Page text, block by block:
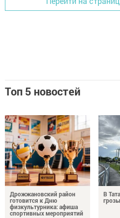
Топ 5 новостей
Дрожжановский район
готовится к Дню
физкультурника: афиша
спортивных мероприятий
В